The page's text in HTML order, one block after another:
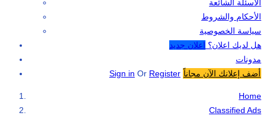
الاسئلة الشائعة
الأحكام والشروط
سياسة الخصوصية
هل لديك اعلان؟ اعلان جديد
مدونات
Sign in Or Register أضف إعلانك الآن مجاناً
Home
Classified Ads